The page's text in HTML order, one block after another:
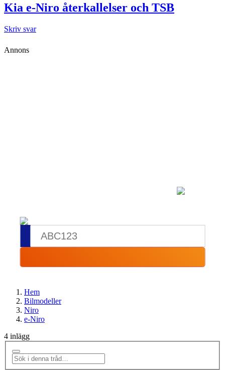
Kia e-Niro återkallelser och TSB
Skriv svar
Annons
Hem
Bilmodeller
Niro
e-Niro
4 inlägg